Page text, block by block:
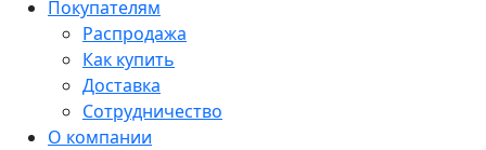
Покупателям
Распродажа
Как купить
Доставка
Сотрудничество
О компании